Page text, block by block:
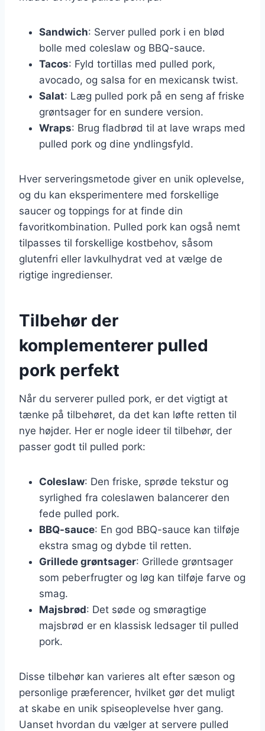
Sandwich: Server pulled pork i en blød
bolle med coleslaw og BBQ-sauce.
Tacos: Fyld tortillas med pulled pork,
avocado, og salsa for en mexicansk twist.
Salat: Læg pulled pork på en seng af friske
grøntsager for en sundere version.
Wraps: Brug fladbrød til at lave wraps med
pulled pork og dine yndlingsfyld.
Hver serveringsmetode giver en unik oplevelse,
og du kan eksperimentere med forskellige
saucer og toppings for at finde din
favoritkombination. Pulled pork kan også nemt
tilpasses til forskellige kostbehov, såsom
glutenfri eller lavkulhydrat ved at vælge de
rigtige ingredienser.
Tilbehør der
komplementerer pulled
pork perfekt
Når du serverer pulled pork, er det vigtigt at
tænke på tilbehøret, da det kan løfte retten til
nye højder. Her er nogle ideer til tilbehør, der
passer godt til pulled pork:
Coleslaw: Den friske, sprøde tekstur og
syrlighed fra coleslawen balancerer den
fede pulled pork.
BBQ-sauce: En god BBQ-sauce kan tilføje
ekstra smag og dybde til retten.
Grillede grøntsager: Grillede grøntsager
som peberfrugter og løg kan tilføje farve og
smag.
Majsbrød: Det søde og smøragtige
majsbrød er en klassisk ledsager til pulled
pork.
Disse tilbehør kan varieres alt efter sæson og
personlige præferencer, hvilket gør det muligt
at skabe en unik spiseoplevelse hver gang.
Uanset hvordan du vælger at servere pulled